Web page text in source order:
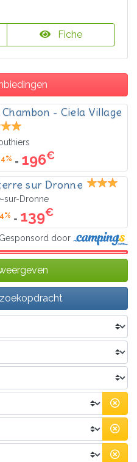
Fiche
- Ciela Village
= 196€
sur Dronne
sur-Dronne
= 139€
Gesponsord door